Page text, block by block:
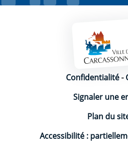
Mentions
Confidentialité-
Signaler une
Plan du
Accessibilité :